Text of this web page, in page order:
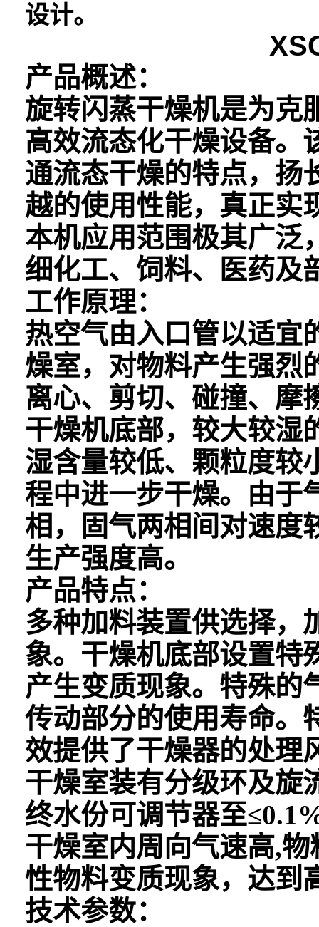
设计。
产品概述：
旋转闪蒸干燥机是为克
高效流态化干燥设备。
通流态干燥的特点，扬
越的使用性能，真正实
本机应用范围极其广泛
细化工、饲料、医药及
工作原理：
热空气由入口管以适宜
燥室，对物料产生强烈
离心、剪切、碰撞、摩
干燥机底部，较大较湿
湿含量较低、颗粒度较
程中进一步干燥。由于
相，固气两相间对速度
生产强度高。
产品特点：
多种加料装置供选择，
象。干燥机底部设置特
产生变质现象。特殊的
传动部分的使用寿命。
效提供了干燥器的处理
干燥室装有分级环及旋
终水份可调节器至
干燥室内周向气速高,
性物料变质现象，达到
技术参数：